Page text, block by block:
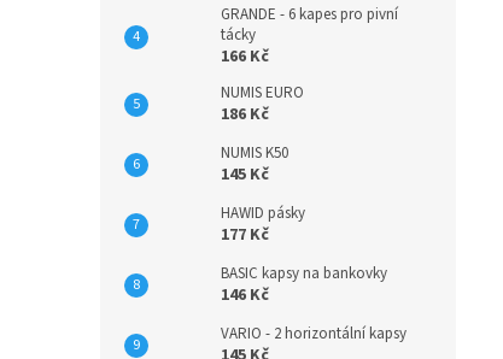
GRANDE - 6 kapes pro pivní
tácky
166 Kč
NUMIS EURO
186 Kč
NUMIS K50
145 Kč
HAWID pásky
177 Kč
BASIC kapsy na bankovky
146 Kč
VARIO - 2 horizontální kapsy